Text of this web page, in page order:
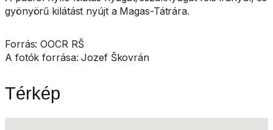
gyönyörű kilátást nyújt a Magas-Tátrára.
Forrás: OOCR RŠ
A fotók forrása: Jozef Škovrán
Térkép